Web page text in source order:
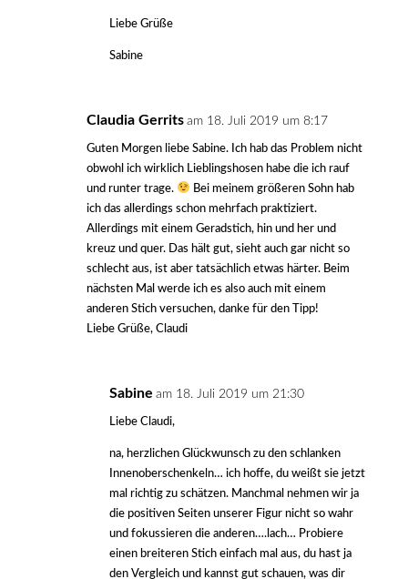
Liebe Grüße
Sabine
Claudia Gerrits am 18. Juli 2019 um 8:17
Guten Morgen liebe Sabine. Ich hab das Problem nicht
obwohl ich wirklich Lieblingshosen habe die ich rauf
und runter trage.
Bei meinem größeren Sohn hab
ich das allerdings schon mehrfach praktiziert.
Allerdings mit einem Geradstich, hin und her und
kreuz und quer. Das hält gut, sieht auch gar nicht so
schlecht aus, ist aber tatsächlich etwas härter. Beim
nächsten Mal werde ich es also auch mit einem
anderen Stich versuchen, danke für den Tipp!
Liebe Grüße, Claudi
Sabine am 18. Juli 2019 um 21:30
Liebe Claudi,
na, herzlichen Glückwunsch zu den schlanken
Innenoberschenkeln… ich hoffe, du weißt sie jetzt
mal richtig zu schätzen. Manchmal nehmen wir ja
die positiven Seiten unserer Figur nicht so wahr
und fokussieren die anderen….lach… Probiere
einen breiteren Stich einfach mal aus, du hast ja
den Vergleich und kannst gut schauen, was dir